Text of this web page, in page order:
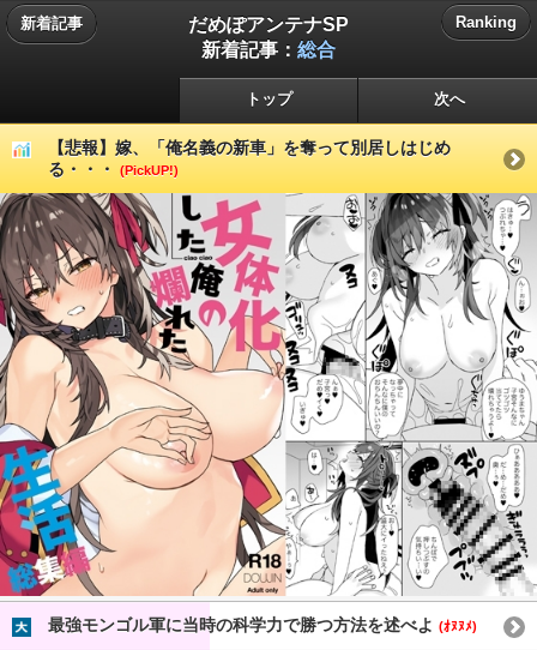
新着記事
だめぽアンテナSP
新着記事： 総合
Ranking
トップ 次へ
【悲報】嫁、「俺名義の新車」を奪って別居しはじめ
る・・・
(PickUP!)
最強モンゴル軍に当時の科学力で勝つ方法を述べよ (ｵﾇﾇﾒ)